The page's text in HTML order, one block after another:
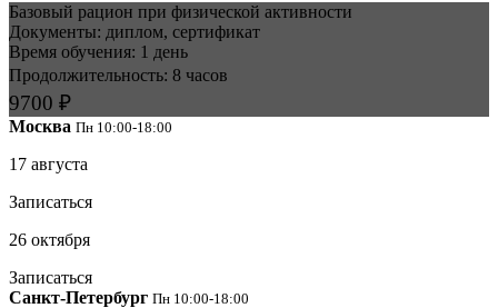
Базовый рацион при физической активности
Документы: диплом, сертификат
Время обучения: 1 день
Продолжительность: 8 часов
9700 ₽
Москва Пн 10:00-18:00
17 августа
Записаться
26 октября
Записаться
Санкт-Петербург Пн 10:00-18:00